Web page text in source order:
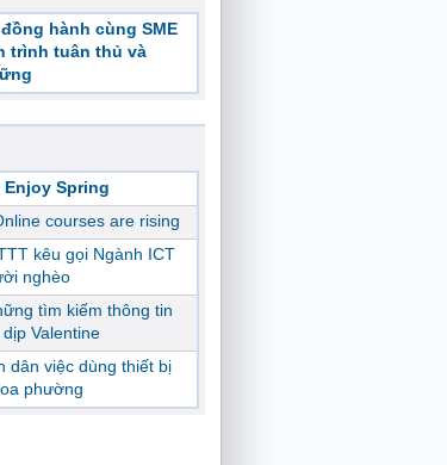
hành cùng SME
trình tuân thủ và
Spring
courses are rising
kêu gọi Ngành ICT
nghèo
tìm kiếm thông tin
Valentine
dân việc dùng thiết bị
phường